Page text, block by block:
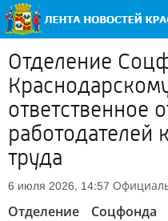
Отделение
ответственное
работодателей
труда
6 июля 2026, 14:57
Отделение